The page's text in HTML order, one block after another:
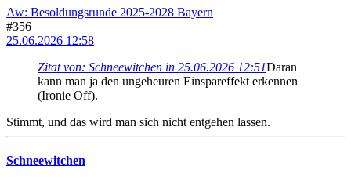
Aw: Besoldungsrunde 2025-2028 Bayern
#356
25.06.2026 12:58
Zitat von: Schneewitchen in 25.06.2026 12:51Daran
kann man ja den ungeheuren Einspareffekt erkennen
(Ironie Off).
Stimmt, und das wird man sich nicht entgehen lassen.
Schneewitchen